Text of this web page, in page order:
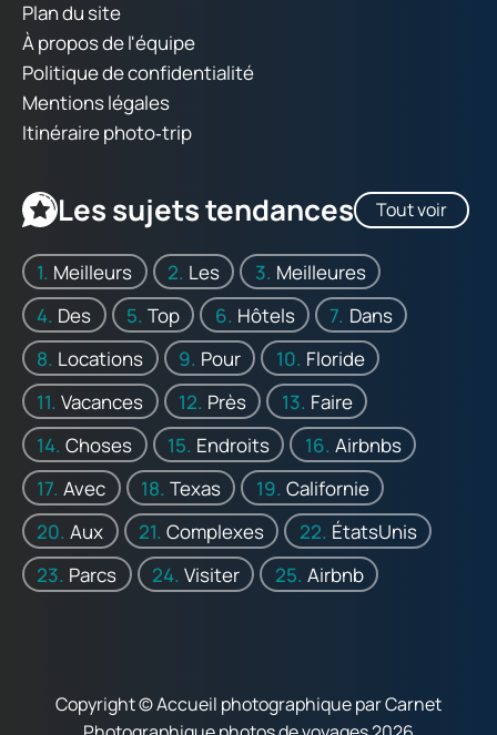
Plan du site
À propos de l'équipe
Politique de confidentialité
Mentions légales
Itinéraire photo‑trip
Les sujets tendances Tout voir
Meilleurs Les
Meilleures
Des
Top Hôtels
Dans
Locations
Pour
Floride
Vacances
Près
Faire
Choses
Endroits
Airbnbs
Avec
Texas
Californie
Aux
Complexes
ÉtatsUnis
Parcs
Visiter Airbnb
Copyright © Accueil photographique par Carnet